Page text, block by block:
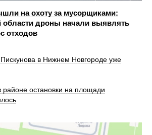
на охоту за мусорщиками:
области дроны начали выявлять
отходов
в Нижнем Новгороде уже
остановки на площади